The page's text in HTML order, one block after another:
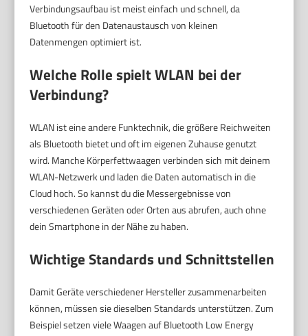
Verbindungsaufbau ist meist einfach und schnell, da
Bluetooth für den Datenaustausch von kleinen
Datenmengen optimiert ist.
Welche Rolle spielt WLAN bei der
Verbindung?
WLAN ist eine andere Funktechnik, die größere Reichweiten
als Bluetooth bietet und oft im eigenen Zuhause genutzt
wird. Manche Körperfettwaagen verbinden sich mit deinem
WLAN-Netzwerk und laden die Daten automatisch in die
Cloud hoch. So kannst du die Messergebnisse von
verschiedenen Geräten oder Orten aus abrufen, auch ohne
dein Smartphone in der Nähe zu haben.
Wichtige Standards und Schnittstellen
Damit Geräte verschiedener Hersteller zusammenarbeiten
können, müssen sie dieselben Standards unterstützen. Zum
Beispiel setzen viele Waagen auf Bluetooth Low Energy